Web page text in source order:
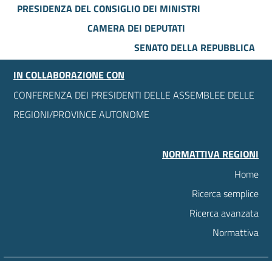
PRESIDENZA DEL CONSIGLIO DEI MINISTRI
CAMERA DEI DEPUTATI
SENATO DELLA REPUBBLICA
IN COLLABORAZIONE CON
CONFERENZA DEI PRESIDENTI DELLE ASSEMBLEE DELLE
REGIONI/PROVINCE AUTONOME
NORMATTIVA REGIONI
Home
Ricerca semplice
Ricerca avanzata
Normattiva